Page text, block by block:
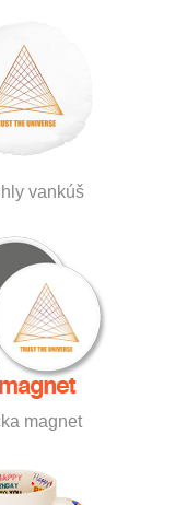
vankúš
magnet